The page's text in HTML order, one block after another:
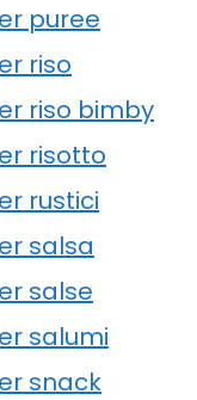
puree
riso
riso bimby
risotto
rustici
salsa
salse
salumi
snack